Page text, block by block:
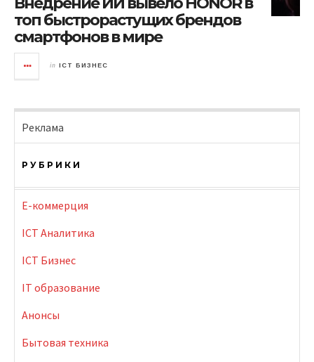
топ быстрорастущих брендов
смартфонов в мире
in ICT БИЗНЕС
Реклама
РУБРИКИ
E-коммерция
ICT Аналитика
ICT Бизнес
IT образование
Анонсы
Бытовая техника